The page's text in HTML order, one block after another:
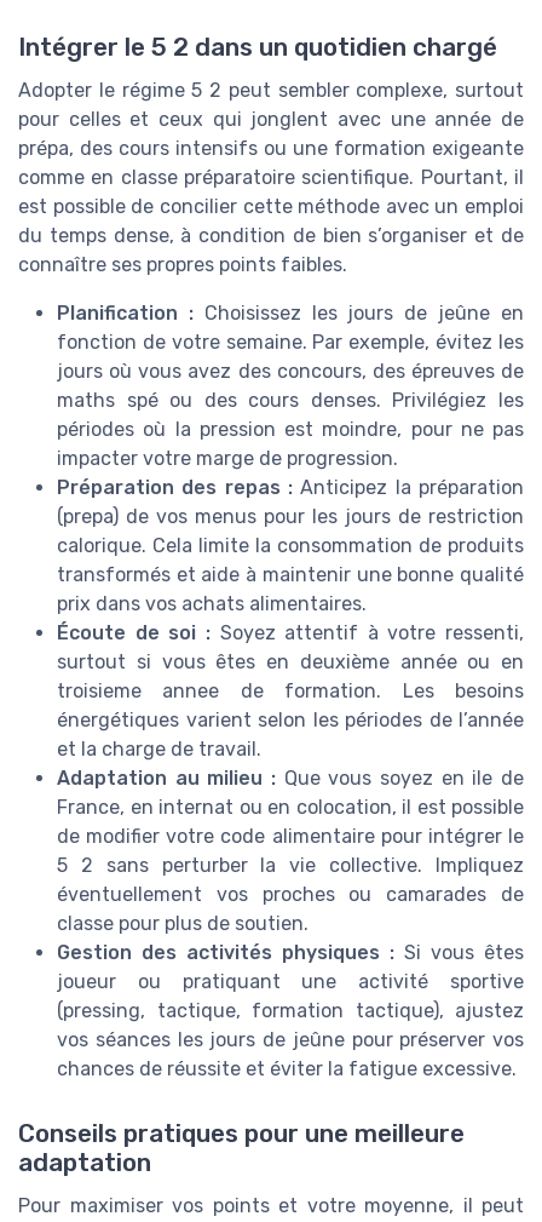
Intégrer le 5 2 dans un quotidien chargé
Adopter le régime 5 2 peut sembler complexe, surtout
pour celles et ceux qui jonglent avec une année de
prépa, des cours intensifs ou une formation exigeante
comme en classe préparatoire scientifique. Pourtant, il
est possible de concilier cette méthode avec un emploi
du temps dense, à condition de bien s’organiser et de
connaître ses propres points faibles.
Planification :Choisissez les jours de jeûne en
fonction de votre semaine. Par exemple, évitez les
jours où vous avez des concours, des épreuves de
maths spé ou des cours denses. Privilégiez les
périodes où la pression est moindre, pour ne pas
impacter votre marge de progression.
Préparation des repas : Anticipez la préparation
(prepa) de vos menus pour les jours de restriction
calorique. Cela limite la consommation de produits
transformés et aide à maintenir une bonne qualité
prix dans vos achats alimentaires.
Écoute de soi :Soyez attentif à votre ressenti,
surtout si vous êtes en deuxième année ou en
troisieme annee de formation. Les besoins
énergétiques varient selon les périodes de l’année
et la charge de travail.
Adaptation au milieu : Que vous soyez en ile de
France, en internat ou en colocation, il est possible
de modifier votre code alimentaire pour intégrer le
5 2 sans perturber la vie collective. Impliquez
éventuellement vos proches ou camarades de
classe pour plus de soutien.
Gestion des activités physiques : Si vous êtes
joueur ou pratiquant une activité sportive
(pressing, tactique, formation tactique), ajustez
vos séances les jours de jeûne pour préserver vos
chances de réussite et éviter la fatigue excessive.
Conseils pratiques pour une meilleure
adaptation
Pour maximiser vos points et votre moyenne, il peut